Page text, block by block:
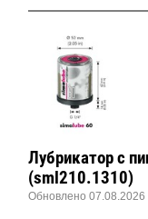
Лубрикатор с
(sml210.1310)
Обновлено 07.08.2026